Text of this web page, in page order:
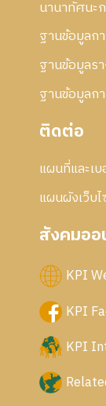
นานาทัศนะ
ฐานข้อมูลก
ฐานข้อมูลร
ฐานข้อมูลก
ติดต่อ
แผนที่และเ
แผนผังเว็บ
สังคมออ
KPI
KPI
KPI